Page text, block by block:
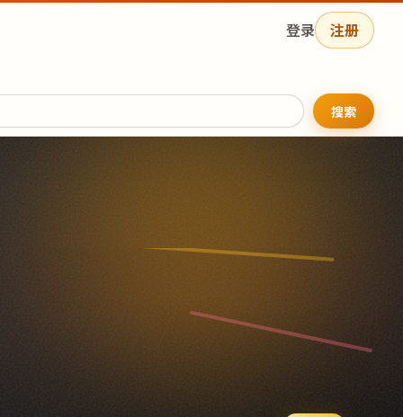
登录 注册
搜索